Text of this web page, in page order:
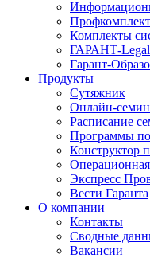
Комплекты
ГАРАНТ-
Гарант-
Продукты
Сутяжник
Онлайн-
Расписание
Программы
Конструктор
Экспресс
Вести Гаранта
О компании
Контакты
Сводные
Вакансии